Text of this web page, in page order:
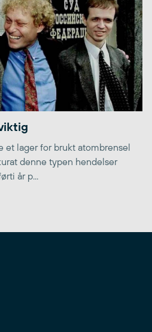
et lager for brukt atombrensel
denne typen hendelser
år p...